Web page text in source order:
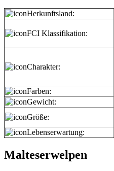
Herkunftsland:
FCI Klassifikation:
Charakter:
Farben:
Gewicht:
Größe:
Lebenserwartung:
Malteserwelpen